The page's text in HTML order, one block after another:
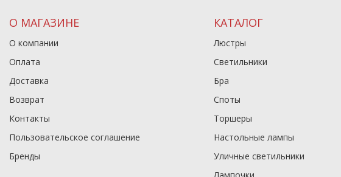
О МАГАЗИНЕ
О компании
Оплата
Доставка
Возврат
Контакты
Пользовательское соглашение
Бренды
КАТАЛОГ
Люстры
Светильники
Бра
Споты
Торшеры
Настольные лампы
Уличные светильники